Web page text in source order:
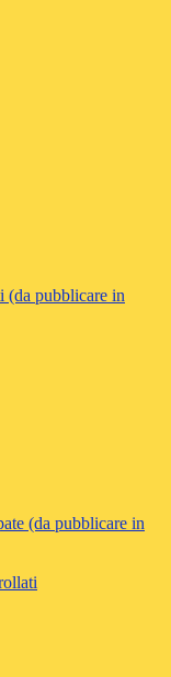
pubblicare in
(da pubblicare in